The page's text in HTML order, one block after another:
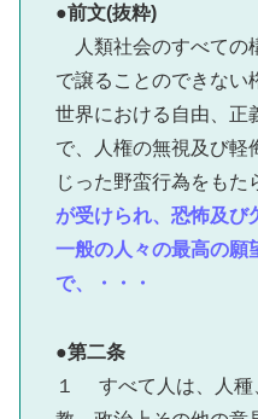
●前文(抜粋)
人類社会のすべての
で譲ることのできない
世界における自由、正
で、人権の無視及び軽
じった野蛮行為をもた
が受けられ、恐怖及び
一般の人々の最高の願
で、・・・
●第二条
１ すべて人は、人種